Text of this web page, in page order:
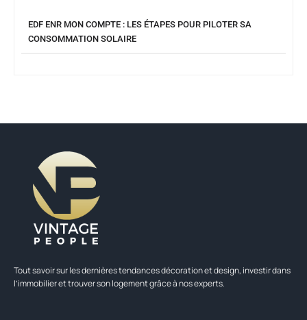
EDF ENR MON COMPTE : LES ÉTAPES POUR PILOTER SA
CONSOMMATION SOLAIRE
Tout savoir sur les dernières tendances décoration et design, investir dans
l’immobilier et trouver son logement grâce à nos experts.